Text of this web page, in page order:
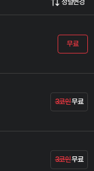
정렬변경
무료
3코인무료
3코인무료